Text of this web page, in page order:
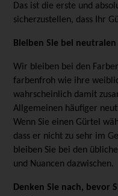
Das ist die erste und
sicherzustellen, dass Ihr
Bleiben Sie bei neutralen
Wir bleiben bei den
farbenfroh wie ihre
wahrscheinlich damit
Allgemeinen häufiger
Wenn Sie einen Gürtel
dass er nicht zu sehr im
bleiben Sie bei den
und Nuancen dazwischen.
Denken Sie nach, bevor